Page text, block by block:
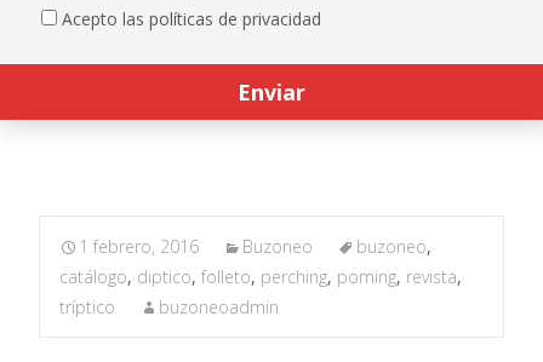
Acepto las políticas de privacidad
1 febrero, 2016 Buzoneo buzoneo,
catálogo, diptico, folleto, perching, poming, revista,
tríptico
buzoneoadmin